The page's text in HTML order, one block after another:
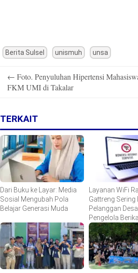
Berita Sulsel unismuh unsa
navigation
← Foto. Penyuluhan Hipertensi
FKM UMI di Takalar
TERKAIT
Dari Buku ke Layar: Media
Sosial Mengubah Pola
Belajar Generasi Muda
Layanan WiFi
Gattreng Sering
Pelanggan
Pengelola
Kompensasi